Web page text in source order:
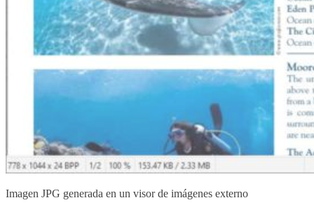
Imagen JPG generada en un visor de imágenes externo